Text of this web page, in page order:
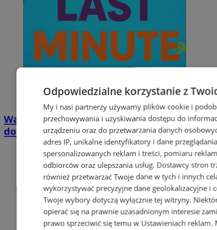
Wakacyjny wypoczynek nad Bałtykiem w
domkach Szmaragdowe Morze
Odpowiedzialne korzystanie z
My i nasi partnerzy używamy plików cookie i
przechowywania i uzyskiwania dostępu do
urządzeniu oraz do przetwarzania danych
adres IP, unikalne identyfikatory i dane
spersonalizowanych reklam i treści, pomiaru
odbiorców oraz ulepszania usług. Dostawcy stron
również przetwarzać Twoje dane w tych i innych
wykorzystywać precyzyjne dane geolokalizacyjne i
Twoje wybory dotyczą wyłącznie tej witryny.
opierać się na prawnie uzasadnionym interesie
prawo sprzeciwić się temu w Ustawieniach reklam.